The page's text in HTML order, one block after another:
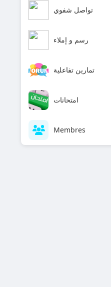
تواصل شفوي
رسم و إملاء
تمارين تفاعلية
امتحانات
Membres